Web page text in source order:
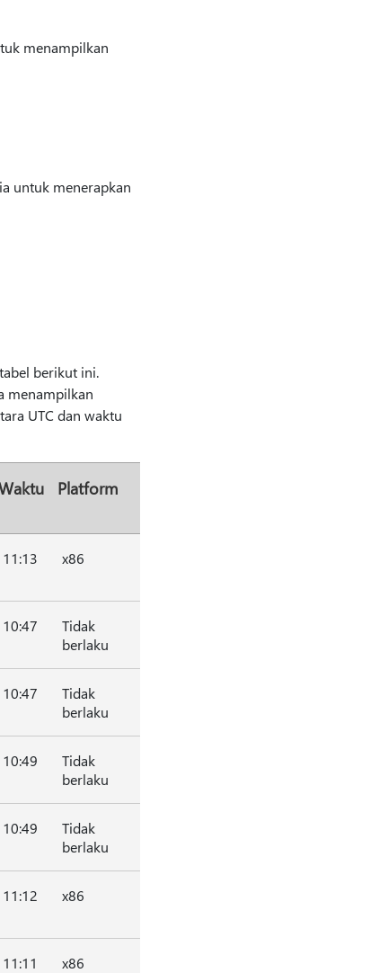
menampilkan
untuk menerapkan
berikut ini.
menampilkan
UTC dan waktu
Platform
11:13 x86
10:47
Tidak
berlaku
10:47
Tidak
berlaku
10:49
Tidak
berlaku
10:49
Tidak
berlaku
11:12 x86
11:11 x86